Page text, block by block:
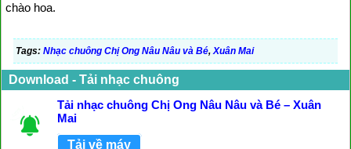
chào hoa.
Tags: Nhạc chuông Chị Ong Nâu Nâu và Bé,Xuân Mai
Download - Tải nhạc chuông
Tải nhạc chuông Chị Ong Nâu Nâu và Bé – Xuân
Mai
Tải về máy